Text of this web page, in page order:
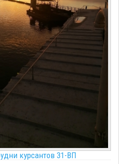
курсантов 31-ВП